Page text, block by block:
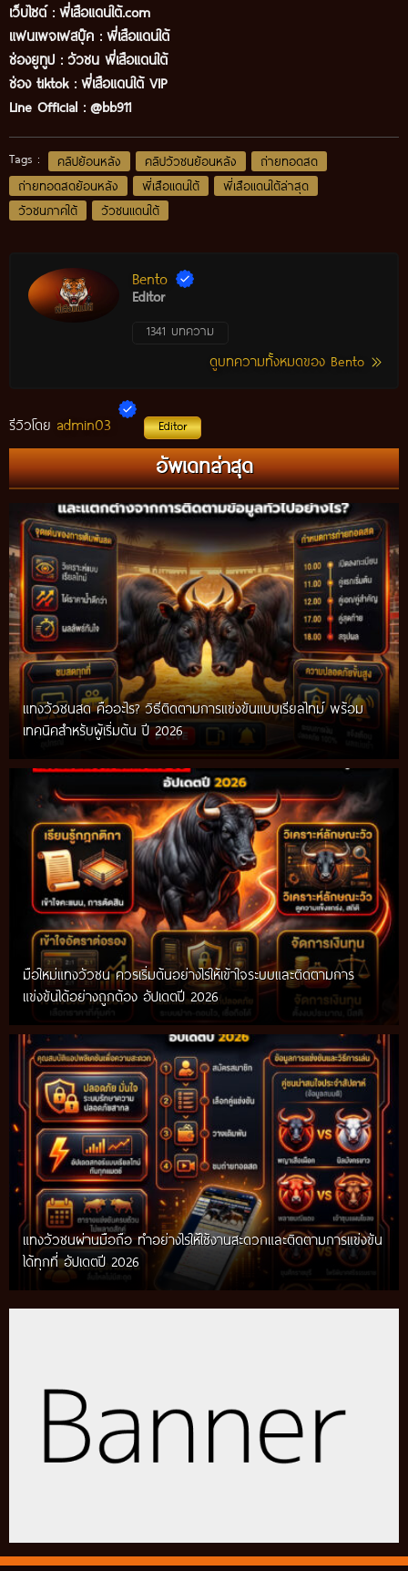
เว็บไซต์ : พี่เสือแดนใต้.com
แฟนเพจเฟสบุ๊ค : พี่เสือแดนใต้
ช่องยูทูป : วัวชน พี่เสือแดนใต้
ช่อง tiktok : พี่เสือแดนใต้ VIP
Line Official : @bb911
Tags : คลิปย้อนหลัง คลิปวัวชนย้อนหลัง
ถ่ายทอดสด
ถ่ายทอดสดย้อนหลัง
พี่เสือแดนใต้
พี่เสือแดนใต้ล่าสุด
วัวชนภาคใต้
วัวชนแดนใต้
Bento
Editor
1341 บทความ
ดูบทความทั้งหมดของ Bento
รีวิวโดย admin03 Editor
อัพเดทล่าสุด
แทงวัวชนสด คืออะไร? วิธีติดตามการแข่งขันแบบเรียลไทม์ พร้อม
เทคนิคสำหรับผู้เริ่มต้น ปี 2026
มือใหม่แทงวัวชน ควรเริ่มต้นอย่างไรให้เข้าใจระบบและติดตามการ
แข่งขันได้อย่างถูกต้อง อัปเดตปี 2026
แทงวัวชนผ่านมือถือ ทำอย่างไรให้ใช้งานสะดวกและติดตามการแข่งขัน
ได้ทุกที่ อัปเดตปี 2026